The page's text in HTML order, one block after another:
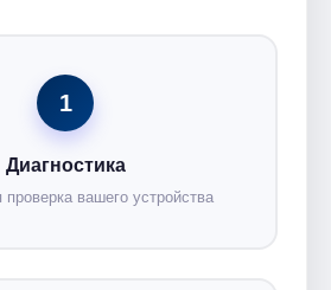
1
Диагностика
проверка вашего устройства